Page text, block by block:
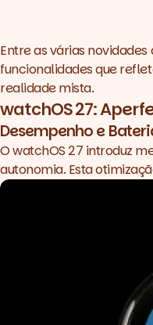
Entre as várias
funcionalidades que
realidade mista.
watchOS 27:
Desempenho e
O watchOS 27 introduz
autonomia. Esta